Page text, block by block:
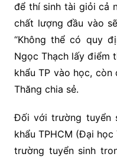
để thí sinh tài giỏi cả
chất lượng đầu vào
“Không thể có quy
Ngọc Thạch lấy điểm
khẩu TP vào học,
Thăng chia sẻ.
Đối với trường tuyển
khẩu TPHCM (Đại
trường tuyển sinh